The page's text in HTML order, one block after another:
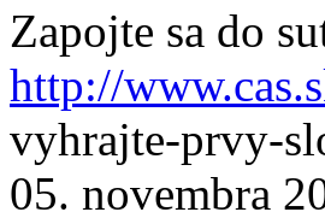
Zapojte sa do
http://
vyhrajte-prvy-
05. novembra